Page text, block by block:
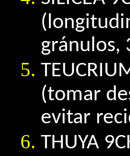
gránulos,
(tomar
evitar
THUYA